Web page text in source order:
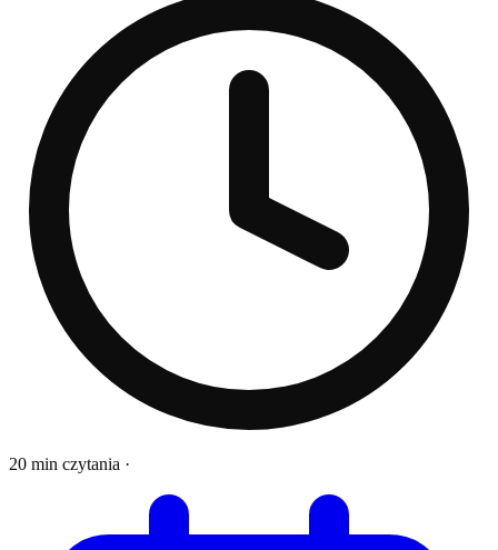
20 min czytania ·